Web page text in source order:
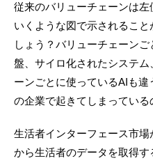
従来のバリューチェーンは
いくような図で示されるこ
しょう？バリューチェーン
盤、サイロ化されたシステ
ーンごとに使っているAIも違
の企業で起きてしまっている
生活者インターフェース市
から生活者のデータを取得す